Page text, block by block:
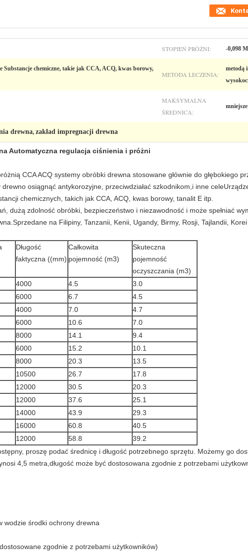
STOPIEŃ PRÓŻNI: -0,098
Substancje chemiczne, takie jak CCA, ACQ, kwas borowy,
METODA LECZENIA:
metodą
MAKSYMALNA
ŚREDNICA:
drewna, zakład impregnacji drewna
Automatyczna regulacja ciśnienia i próżni
CCA ACQ systemy obróbki drewna stosowane głównie do głębokiego
osiągnąć antykorozyjne, przeciwdziałać szkodnikom,i inne
chemicznych, takich jak CCA, ACQ, kwas borowy, tanalit E itp.
dużą zdolność obróbki, bezpieczeństwo i niezawodność i może spełniać
na Filipiny, Tanzanii, Kenii, Ugandy, Birmy, Rosji, Tajlandii, Korei
Długość
faktyczna ((mm)
Całkowita
pojemność (m3)
Skuteczna
pojemność
oczyszczania (m3)
4000 4.5
3.0
6000 6.7
4.5
4000 7.0
4.7
6000 10.6
7.0
8000 14.1
9.4
6000 15.2
10.1
8000 20.3
13.5
10500 26.7
17.8
12000 30.5
20.3
12000 37.6
25.1
14000 43.9
29.3
16000 60.8
40.5
12000 58.8
39.2
proszę podać średnicę i długość potrzebnego sprzętu. Możemy go
4,5 metra,długość może być dostosowana zgodnie z potrzebami
wodzie środki ochrony drewna
zgodnie z potrzebami użytkowników)